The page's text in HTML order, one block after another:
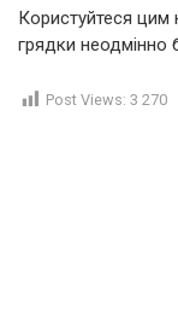
Користуйтеся цим
грядки неодмінно
Post Views: 3 270